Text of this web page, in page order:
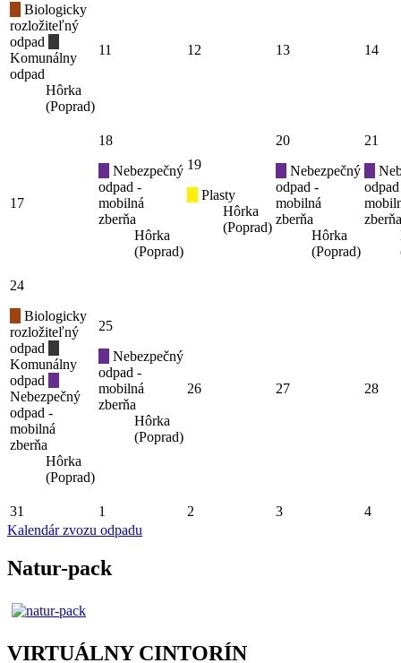
Biologicky
rozložiteľný
odpad
Komunálny
odpad
Hôrka
(Poprad)
11 12 13 14
17
18
Nebezpečný
odpad -
mobilná
zberňa
Hôrka
(Poprad)
19
Plasty
Hôrka
(Poprad)
20
Nebezpečný
odpad -
mobilná
zberňa
Hôrka
(Poprad)
21
zberňa
24
Biologicky
rozložiteľný
odpad
Komunálny
odpad
Nebezpečný
odpad -
mobilná
zberňa
Hôrka
(Poprad)
25
Nebezpečný
odpad -
mobilná
zberňa
Hôrka
(Poprad)
26 27 28
31 1 2 3
4
Kalendár zvozu odpadu
Natur-pack
VIRTUÁLNY CINTORÍN